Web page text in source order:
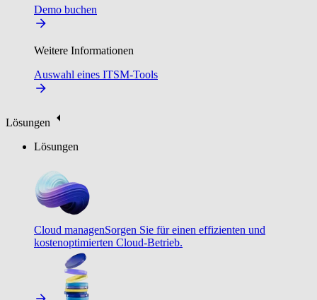
Demo buchen
Weitere Informationen
Auswahl eines ITSM-Tools
Lösungen
Lösungen
Cloud managenSorgen Sie für einen effizienten und
kostenoptimierten Cloud-Betrieb.